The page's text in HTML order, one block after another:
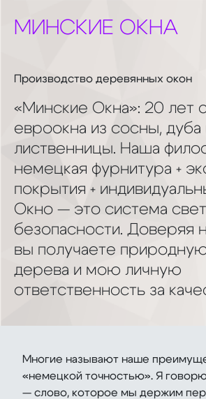
МИНСКИЕ ОКНА
Производство деревянных окон
«Минские Окна»: 20 лет
евроокна из сосны, дуба
лиственницы. Наша
немецкая фурнитура +
покрытия +
Окно — это система
безопасности. Доверяя
вы получаете
дерева и мою личную
ответственность за
Многие называют наше
«немецкой точностью». Я говорю
— слово, которое мы держим